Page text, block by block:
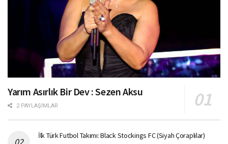
Yarım Asırlık Bir Dev : Sezen Aksu
2 PAYLAŞIMLAR
İlk Türk Futbol Takımı: Black Stockings FC (Siyah Çoraplılar)